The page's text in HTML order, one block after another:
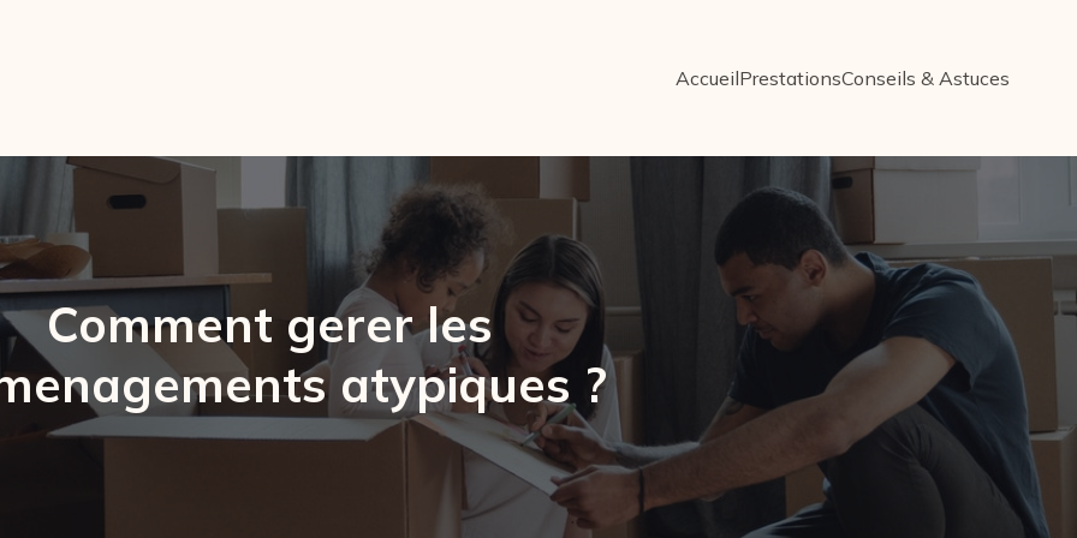
AccueilPrestationsConseils & Astuces
Comment gerer les
atypiques ?